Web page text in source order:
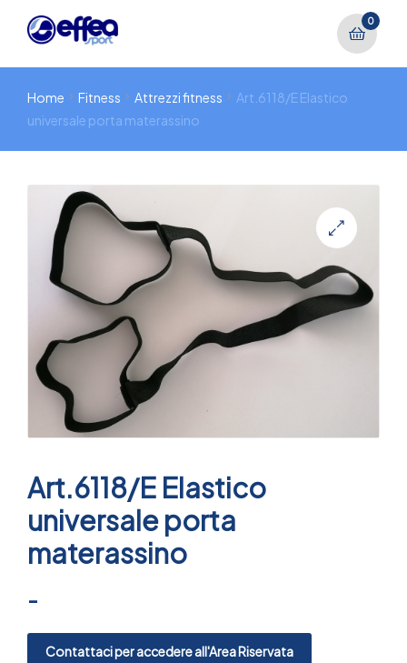
0
Home Fitness Attrezzi fitness
Art.6118/E Elastico
universale porta materassino
Art.6118/E Elastico
universale porta
materassino
-
Contattaci per accedere all'Area Riservata